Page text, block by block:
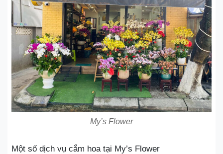
My’s Flower
Một số dịch vụ cắm hoa tại My’s Flower